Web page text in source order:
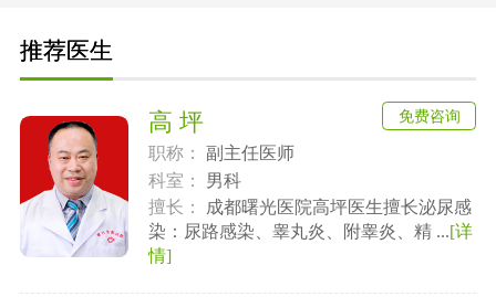
推荐医生
高 坪
职称：
副主任医师
科室：
男科
擅长：
成都曙光医院高坪医生擅长泌尿感
染：尿路感染、睾丸炎、附睾炎、精 ...[详
情]
免费咨询